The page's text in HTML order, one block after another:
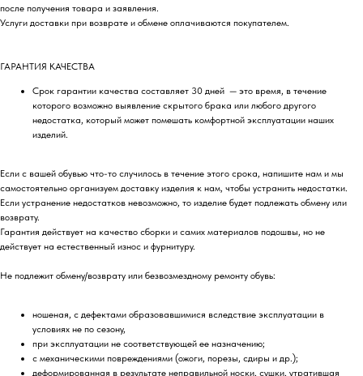
после получения товара и заявления.
Услуги доставки при возврате и обмене оплачиваются покупателем.
ГАРАНТИЯ КАЧЕСТВА
Срок гарантии качества составляет 30 дней — это время, в течение
которого возможно выявление скрытого брака или любого другого
недостатка, который может помешать комфортной эксплуатации наших
изделий.
Если с вашей обувью что-то случилось в течение этого срока, напишите нам и мы
самостоятельно организуем доставку изделия к нам, чтобы устранить недостатки.
Если устранение недостатков невозможно, то изделие будет подлежать обмену или
возврату.
Гарантия действует на качество сборки и самих материалов подошвы, но не
действует на естественный износ и фурнитуру.
Не подлежит обмену/возврату или безвозмездному ремонту обувь:
ношеная, с дефектами образовавшимися вследствие эксплуатации в
условиях не по сезону,
при эксплуатации не соответствующей ее назначению;
с механическими повреждениями (ожоги, порезы, сдиры и др.);
деформированная в результате неправильной носки, сушки, утратившая